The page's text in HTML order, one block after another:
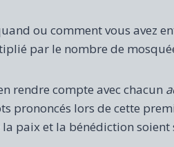
ou comment vous avez
par le nombre de
rendre compte avec chacun
prononcés lors de cette
paix et la bénédiction